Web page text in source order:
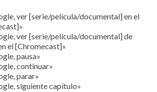
ver [serie/película/documental] en el
ver [serie/película/documental] de
el [Chromecast]»
pausa»
continuar»
parar»
siguiente capítulo»